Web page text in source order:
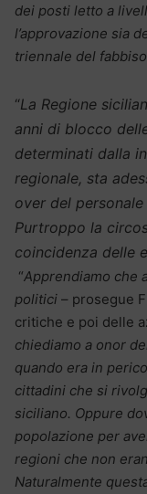
dei posti letto a
l’approvazione sia
triennale del
“La Regione
anni di blocco
determinati dalla
regionale, sta
over del
Purtroppo la
coincidenza delle
“Apprendiamo che
politici – prosegue
critiche e poi delle
chiediamo a onor
quando era in
cittadini che si
siciliano. Oppure
popolazione per
regioni che non
Naturalmente